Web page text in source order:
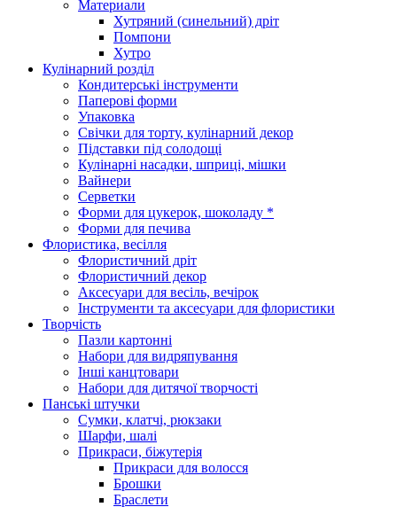
Материали
Хутряний (синельний) дріт
Помпони
Хутро
Кулінарний розділ
Кондитерські інструменти
Паперові форми
Упаковка
Свічки для торту, кулінарний декор
Підставки під солодощі
Кулінарні насадки, шприці, мішки
Вайнери
Серветки
Форми для цукерок, шоколаду *
Форми для печива
Флористика, весілля
Флористичний дріт
Флористичний декор
Аксесуари для весіль, вечірок
Інструменти та аксесуари для флористики
Творчість
Пазли картонні
Набори для видряпування
Інші канцтовари
Набори для дитячої творчості
Панські штучки
Сумки, клатчі, рюкзаки
Шарфи, шалі
Прикраси, біжутерія
Прикраси для волосся
Брошки
Браслети